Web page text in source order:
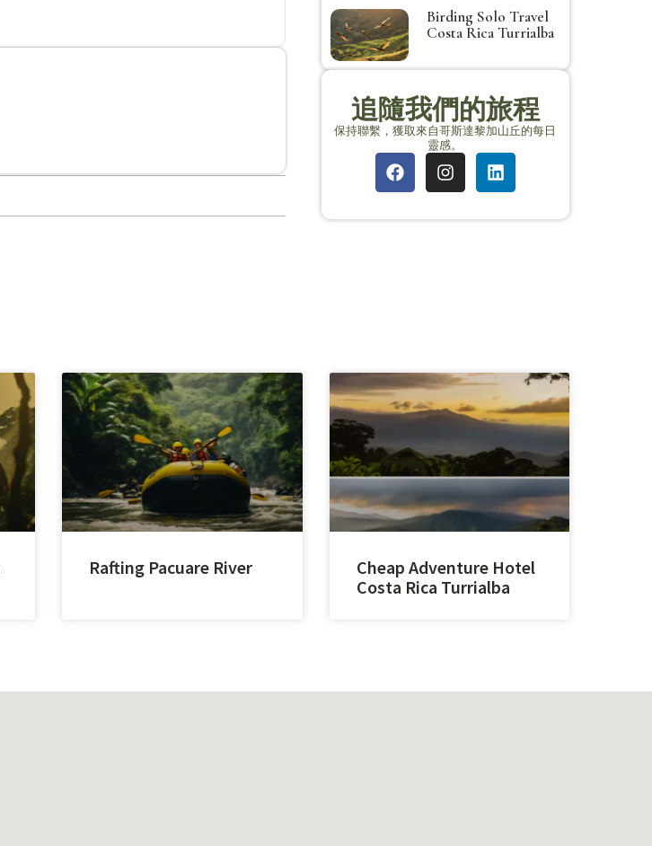
Birding Solo Travel
Costa Rica Turrialba
追隨我們的旅程
保持聯繫，獲取來自哥斯達黎加山丘的每日
靈感。
Rafting Pacuare River
Cheap Adventure Hotel
Costa Rica Turrialba